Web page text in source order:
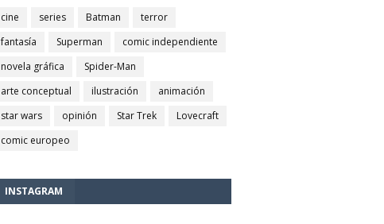
cine series Batman
terror
fantasía
Superman
comic independiente
novela gráfica
Spider-Man
arte conceptual
ilustración
animación
star wars
opinión Star Trek
Lovecraft
comic europeo
INSTAGRAM